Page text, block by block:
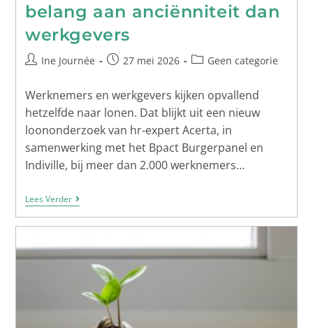
belang aan anciënniteit dan
werkgevers
Ine Journée 27 mei 2026 Geen categorie
Werknemers en werkgevers kijken opvallend
hetzelfde naar lonen. Dat blijkt uit een nieuw
loononderzoek van hr-expert Acerta, in
samenwerking met het Bpact Burgerpanel en
Indiville, bij meer dan 2.000 werknemers…
Lees Verder